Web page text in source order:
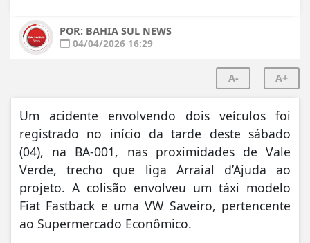
POR: BAHIA SUL NEWS
04/04/2026 16:29
A- A+
Um acidente envolvendo dois veículos foi
registrado no início da tarde deste sábado
(04), na BA-001, nas proximidades deVale
Verde, trecho que liga Arraial d’Ajuda ao
projeto. A colisão envolveu um táxi modelo
Fiat Fastback e uma VW Saveiro, pertencente
ao Supermercado Econômico.